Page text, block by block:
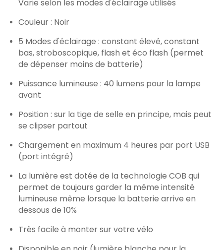
Varie selon les modes d'éclairage utilisés
Couleur : Noir
5 Modes d'éclairage : constant élevé, constant
bas, stroboscopique, flash et éco flash (permet
de dépenser moins de batterie)
Puissance lumineuse : 40 lumens pour la lampe
avant
Position : sur la tige de selle en principe, mais peut
se clipser partout
Chargement en maximum 4 heures par port USB
(port intégré)
La lumière est dotée de la technologie COB qui
permet de toujours garder la même intensité
lumineuse même lorsque la batterie arrive en
dessous de 10%
Très facile à monter sur votre vélo